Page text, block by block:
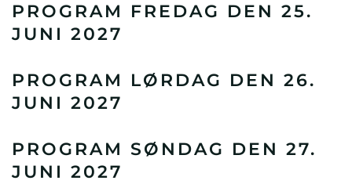
PROGRAM FREDAG DEN 25.
JUNI 2027
PROGRAM LØRDAG DEN 26.
JUNI 2027
PROGRAM SØNDAG DEN 27.
JUNI 2027